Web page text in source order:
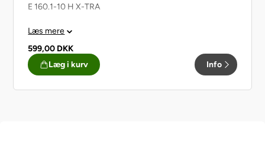
E 160.1-10 H X-TRA
Læs mere
599,00 DKK
Læg i kurv
Info